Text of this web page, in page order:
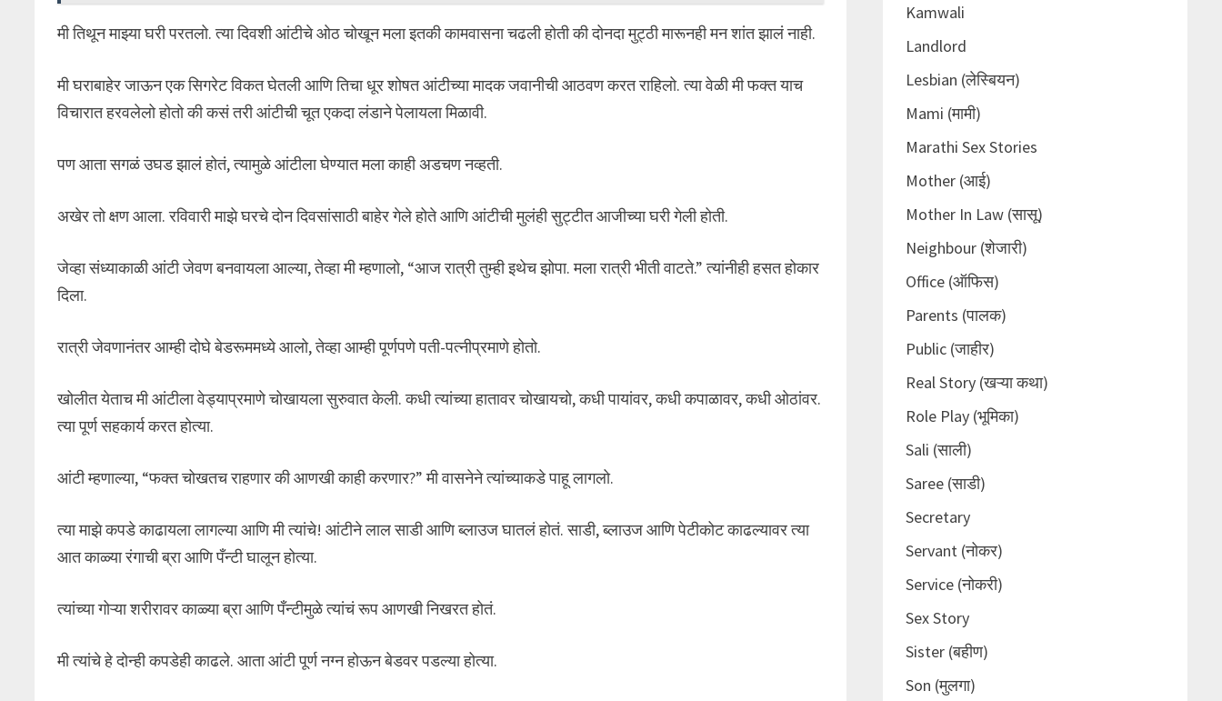
मी तिथून माझ्या घरी परतलो. त्या दिवशी आंटीचे ओठ चोखून मला इतकी कामवासना चढली होती की दोनदा मुट्ठी मारूनही मन शांत झालं नाही.
मी घराबाहेर जाऊन एक सिगरेट विकत घेतली आणि तिचा धूर शोषत आंटीच्या मादक जवानीची आठवण करत राहिलो. त्या वेळी मी फक्त याच
विचारात हरवलेलो होतो की कसं तरी आंटीची चूत एकदा लंडाने पेलायला मिळावी.
पण आता सगळं उघड झालं होतं, त्यामुळे आंटीला घेण्यात मला काही अडचण नव्हती.
अखेर तो क्षण आला. रविवारी माझे घरचे दोन दिवसांसाठी बाहेर गेले होते आणि आंटीची मुलंही सुट्टीत आजीच्या घरी गेली होती.
जेव्हा संध्याकाळी आंटी जेवण बनवायला आल्या, तेव्हा मी म्हणालो, “आज रात्री तुम्ही इथेच झोपा. मला रात्री भीती वाटते.” त्यांनीही हसत होकार
दिला.
रात्री जेवणानंतर आम्ही दोघे बेडरूममध्ये आलो, तेव्हा आम्ही पूर्णपणे पती-पत्नीप्रमाणे होतो.
खोलीत येताच मी आंटीला वेड्याप्रमाणे चोखायला सुरुवात केली. कधी त्यांच्या हातावर चोखायचो, कधी पायांवर, कधी कपाळावर, कधी ओठांवर.
त्या पूर्ण सहकार्य करत होत्या.
आंटी म्हणाल्या, “फक्त चोखतच राहणार की आणखी काही करणार?” मी वासनेने त्यांच्याकडे पाहू लागलो.
त्या माझे कपडे काढायला लागल्या आणि मी त्यांचे! आंटीने लाल साडी आणि ब्लाउज घातलं होतं. साडी, ब्लाउज आणि पेटीकोट काढल्यावर त्या
आत काळ्या रंगाची ब्रा आणि पँन्टी घालून होत्या.
त्यांच्या गोऱ्या शरीरावर काळ्या ब्रा आणि पँन्टीमुळे त्यांचं रूप आणखी निखरत होतं.
मी त्यांचे हे दोन्ही कपडेही काढले. आता आंटी पूर्ण नग्न होऊन बेडवर पडल्या होत्या.
Kamwali
Landlord
Lesbian (लेस्बियन)
Mami (मामी)
Marathi Sex Stories
Mother (आई)
Mother In Law (सासू)
Neighbour (शेजारी)
Office (ऑफिस)
Parents (पालक)
Public (जाहीर)
Real Story (खऱ्या कथा)
Role Play (भूमिका)
Sali (साली)
Saree (साडी)
Secretary
Servant (नोकर)
Service (नोकरी)
Sex Story
Sister (बहीण)
Son (मुलगा)